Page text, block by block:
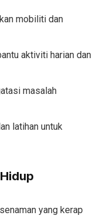
mobiliti dan
aktiviti harian dan
masalah
latihan untuk
yang kerap